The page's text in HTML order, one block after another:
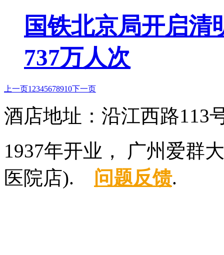
国铁北京局开启清
737万人次
上一页1 2345678910下一页
酒店地址：沿江西路113
1937年开业， 广州爱群
医院店). 问题反馈.